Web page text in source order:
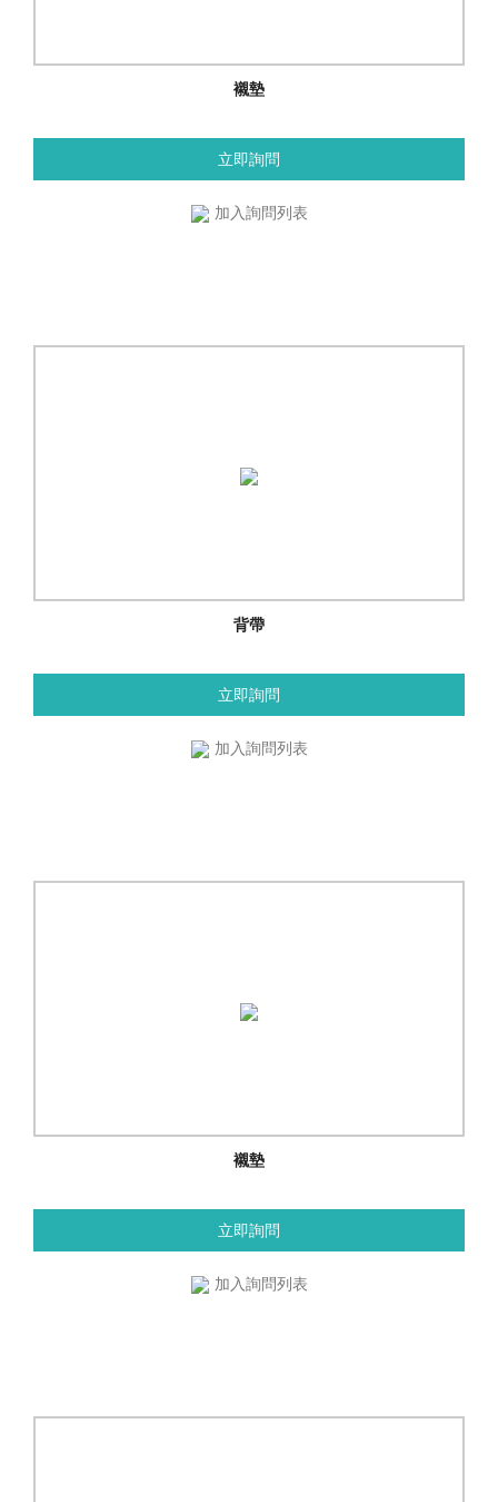
襯墊
立即詢問
加入詢問列表
背帶
立即詢問
加入詢問列表
襯墊
立即詢問
加入詢問列表